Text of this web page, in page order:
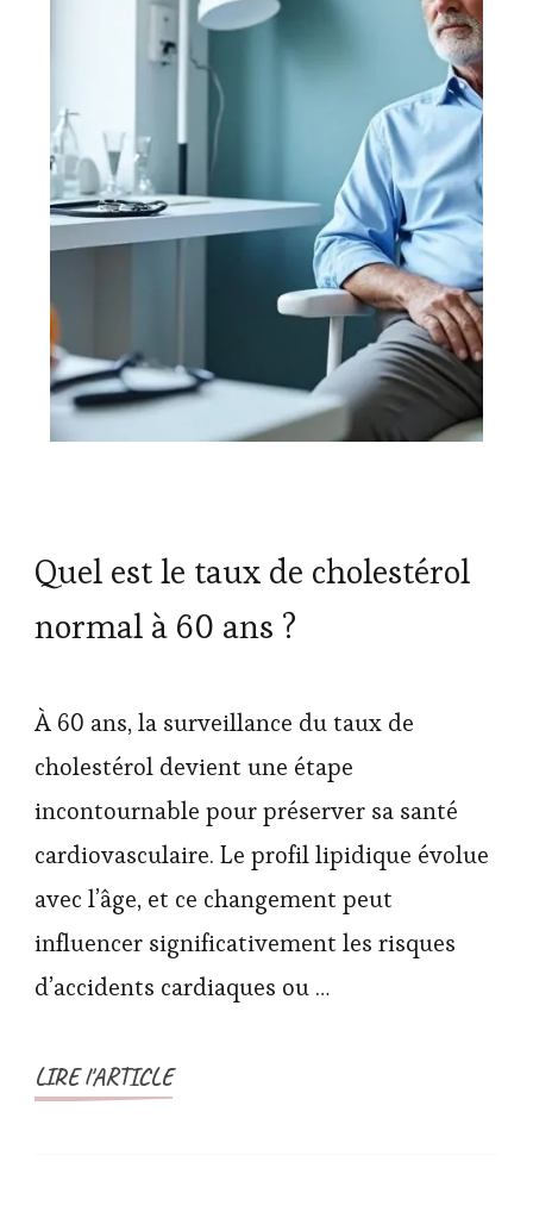
Quel est le taux de cholestérol
normal à 60 ans ?
À 60 ans, la surveillance du taux de
cholestérol devient une étape
incontournable pour préserver sa santé
cardiovasculaire. Le profil lipidique évolue
avec l’âge, et ce changement peut
influencer significativement les risques
d’accidents cardiaques ou …
LIRE l'ARTICLE